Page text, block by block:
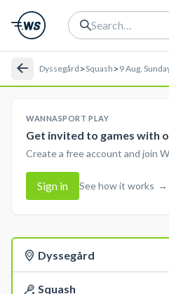
Dyssegård >Squash >9 Aug,
WANNASPORT PLAY
Get invited to games with
Create a free account and join
Sign in See how it works →
Dyssegård
Squash